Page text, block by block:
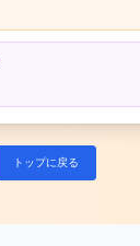
トップに戻る